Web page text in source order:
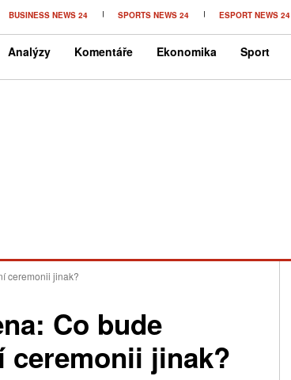
BUSINESS NEWS 24 SPORTS NEWS 24 ESPORT NEWS 24
Analýzy Komentáře Ekonomika Sport
ceremonii jinak?
Co bude
jinak?